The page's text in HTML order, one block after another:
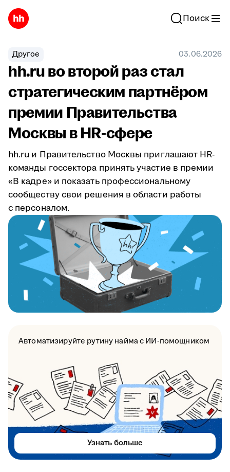
Поиск
Другое 03.06.2026
hh.ru во второй раз стал
стратегическим партнёром
премии Правительства
Москвы в HR-сфере
hh.ru и Правительство Москвы приглашают HR-
команды госсектора принять участие в премии
«В кадре» и показать профессиональному
сообществу свои решения в области работы
с персоналом.
Автоматизируйте рутину найма с ИИ-помощником
Узнать больше